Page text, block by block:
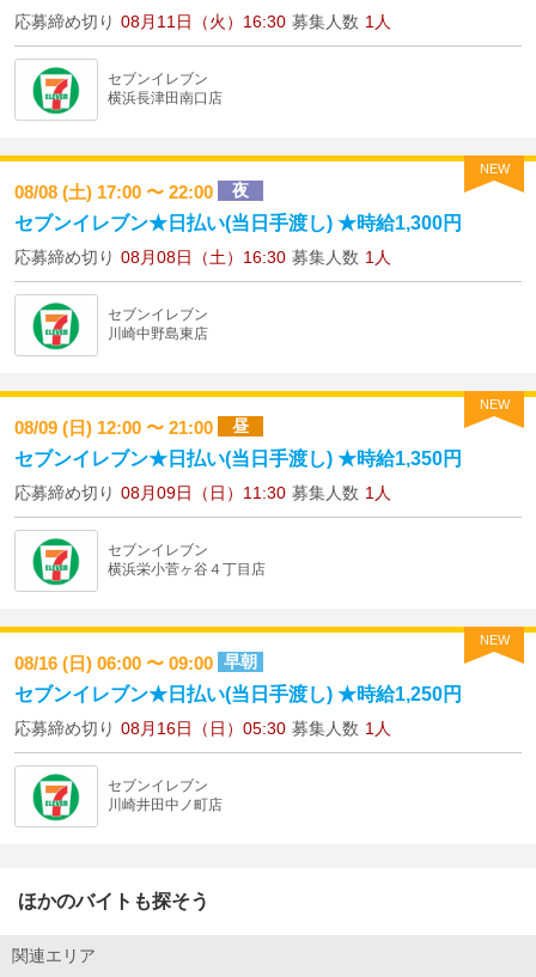
応募締め切り 08月11日（火）16:30 募集人数 1人
セブンイレブン
横浜長津田南口店
NEW
08/08 (土) 17:00 〜 22:00 夜
セブンイレブン★日払い(当日手渡し) ★時給1,300円
応募締め切り 08月08日（土）16:30 募集人数 1人
セブンイレブン
川崎中野島東店
NEW
08/09 (日) 12:00 〜 21:00 昼
セブンイレブン★日払い(当日手渡し) ★時給1,350円
応募締め切り 08月09日（日）11:30 募集人数 1人
セブンイレブン
横浜栄小菅ヶ谷４丁目店
NEW
08/16 (日) 06:00 〜 09:00 早朝
セブンイレブン★日払い(当日手渡し) ★時給1,250円
応募締め切り 08月16日（日）05:30 募集人数 1人
セブンイレブン
川崎井田中ノ町店
ほかのバイトも探そう
関連エリア